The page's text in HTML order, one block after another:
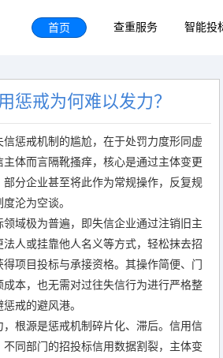
首页 查重服务 智能投
惩戒为何难以发力？
信惩戒机制的尴尬，在于处罚力度形同虚
体而言隔靴搔痒，核心是通过主体变更
部分企业甚至将此作为常规操作，反复规
沦为空谈。
领域极为普遍，即失信企业通过注销旧主
人或挂靠他人名义等方式，轻松抹去招
项目投标与承接资格。其操作简便、门
本，也无需对过往失信行为进行严格整
戒的避风港。
，根源是惩戒机制碎片化、滞后。信用信
同部门的招投标信用数据割裂，主体变